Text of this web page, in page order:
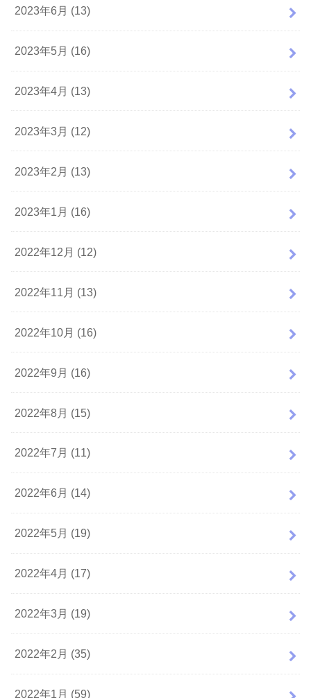
2023年6月 (13)
2023年5月 (16)
2023年4月 (13)
2023年3月 (12)
2023年2月 (13)
2023年1月 (16)
2022年12月 (12)
2022年11月 (13)
2022年10月 (16)
2022年9月 (16)
2022年8月 (15)
2022年7月 (11)
2022年6月 (14)
2022年5月 (19)
2022年4月 (17)
2022年3月 (19)
2022年2月 (35)
2022年1月 (59)